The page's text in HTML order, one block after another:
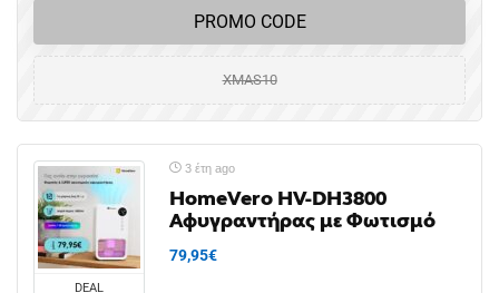
PROMO CODE
XMAS10
DEAL
3 έτη ago
HomeVero HV-DH3800
Αφυγραντήρας με Φωτισμό
79,95€